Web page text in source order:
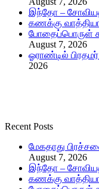
இந்தோ – சோவியத்
கணக்கு
போதைப்பொருள்
August 7, 2026
ஓராண்டில்
2026
Recent Posts
மேகதாது
August 7, 2026
இந்தோ – சோவியத்
கணக்கு